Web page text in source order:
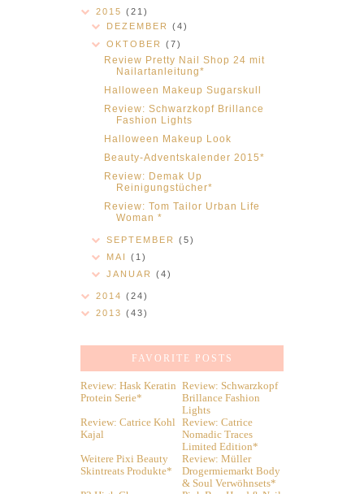
2015 (21)
DEZEMBER(4)
OKTOBER(7)
Review Pretty Nail Shop 24 mit
Nailartanleitung*
Halloween Makeup Sugarskull
Review: Schwarzkopf Brillance
Fashion Lights
Halloween Makeup Look
Beauty-Adventskalender 2015*
Review: Demak Up
Reinigungstücher*
Review: Tom Tailor Urban Life
Woman *
SEPTEMBER(5)
MAI(1)
JANUAR(4)
2014 (24)
2013 (43)
FAVORITE POSTS
Review: Hask Keratin
Protein Serie*
Review: Schwarzkopf
Brillance Fashion
Lights
Review: Catrice Kohl
Kajal
Review: Catrice
Nomadic Traces
Limited Edition*
Weitere Pixi Beauty
Skintreats Produkte*
Review: Müller
Drogermiemarkt Body
& Soul Verwöhnsets*